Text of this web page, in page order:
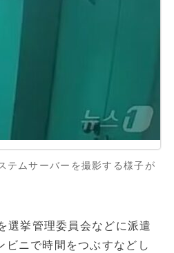
テムサーバーを撮影する様子が
選挙管理委員会などに派遣
ビニで時間をつぶすなどし